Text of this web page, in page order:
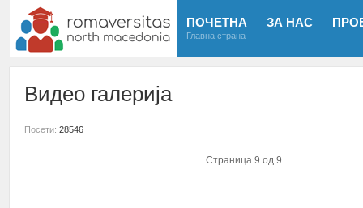
ПОЧЕТНА
Главна страна
ЗА НАС
Видео галерија
Посети: 28546
Страница 9 од 9